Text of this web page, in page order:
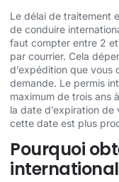
Le délai de traitement
de conduire
faut compter entre 2
par courrier. Cela
d’expédition que vous
demande. Le permis
maximum de trois ans
la date d’expiration
cette date est plus
Pourquoi